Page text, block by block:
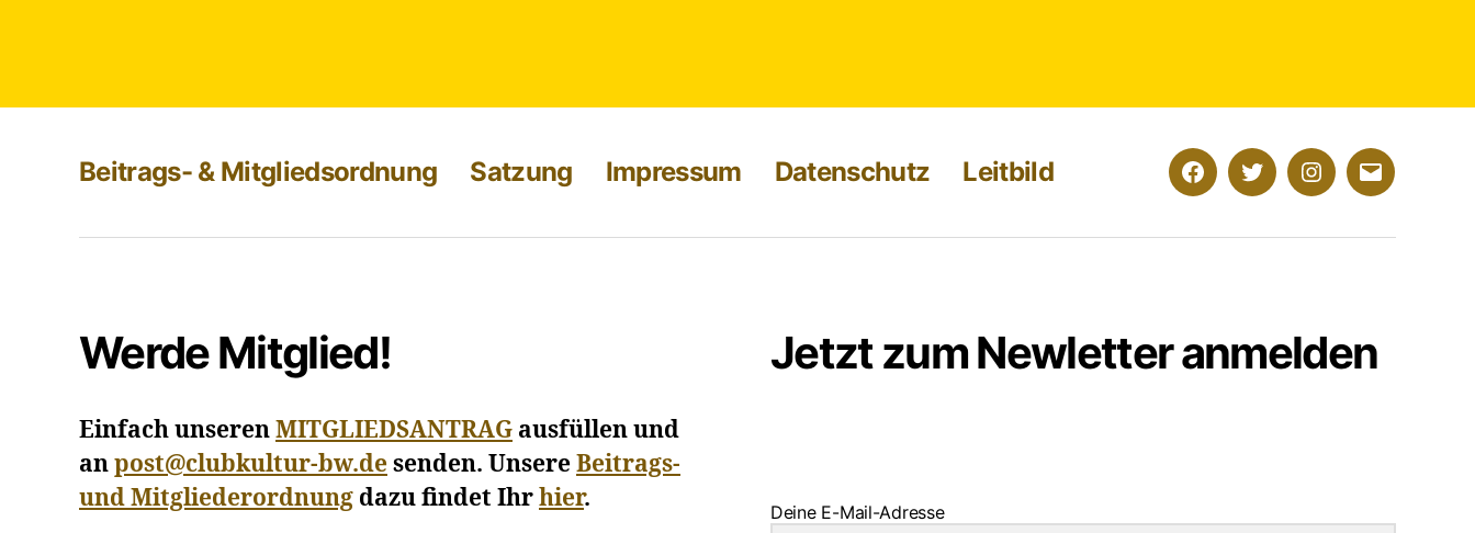
Beitrags- & Mitgliedsordnung Satzung Impressum Datenschutz Leitbild FacebookTwitterInstagram
E-
Werde Mitglied!
Einfach unserenMITGLIEDSANTRAG ausfüllen und
anpost@clubkultur-bw.desenden. UnsereBeitrags-
und Mitgliederordnung dazu findet Ihrhier.
Jetzt zum Newletter anmelden
Deine E-Mail-Adresse